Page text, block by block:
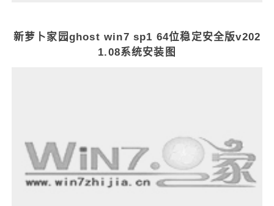
新萝卜家园ghost win7 sp1 64位稳定安全版v202
1.08系统安装图